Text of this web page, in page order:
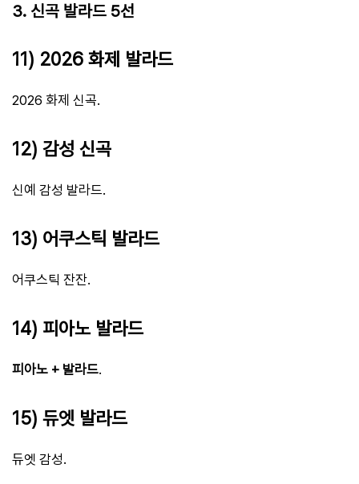
3. 신곡 발라드 5선
11) 2026 화제 발라드
2026 화제 신곡.
12) 감성 신곡
신예 감성 발라드.
13) 어쿠스틱 발라드
어쿠스틱 잔잔.
14) 피아노 발라드
피아노 + 발라드.
15) 듀엣 발라드
듀엣 감성.